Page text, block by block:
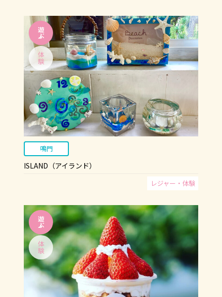
鳴門
ISLAND（アイランド）
レジャー・体験